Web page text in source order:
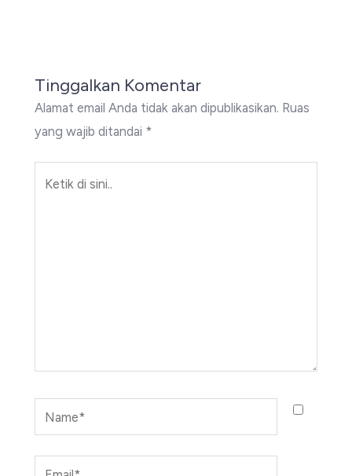
Tinggalkan Komentar
Alamat email Anda tidak akan dipublikasikan. Ruas
yang wajib ditandai *
Name*
Email*